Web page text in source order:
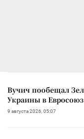
Вучич пообещал
Украины в Евросоюз
9 августа 2026, 05:07